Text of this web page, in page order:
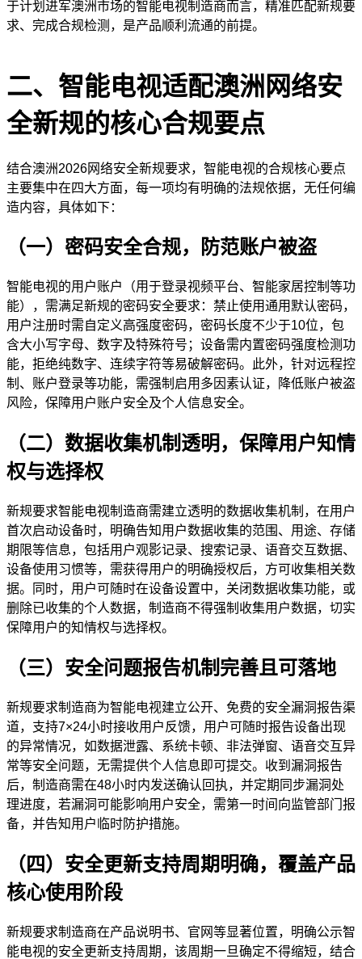
于计划进军澳洲市场的智能电视制造商而言，精准匹配新规要
求、完成合规检测，是产品顺利流通的前提。
二、智能电视适配澳洲网络安
全新规的核心合规要点
结合澳洲2026网络安全新规要求，智能电视的合规核心要点
主要集中在四大方面，每一项均有明确的法规依据，无任何编
造内容，具体如下：
（一）密码安全合规，防范账户被盗
智能电视的用户账户（用于登录视频平台、智能家居控制等功
能），需满足新规的密码安全要求：禁止使用通用默认密码，
用户注册时需自定义高强度密码，密码长度不少于10位，包
含大小写字母、数字及特殊符号；设备需内置密码强度检测功
能，拒绝纯数字、连续字符等易破解密码。此外，针对远程控
制、账户登录等功能，需强制启用多因素认证，降低账户被盗
风险，保障用户账户安全及个人信息安全。
（二）数据收集机制透明，保障用户知情
权与选择权
新规要求智能电视制造商需建立透明的数据收集机制，在用户
首次启动设备时，明确告知用户数据收集的范围、用途、存储
期限等信息，包括用户观影记录、搜索记录、语音交互数据、
设备使用习惯等，需获得用户的明确授权后，方可收集相关数
据。同时，用户可随时在设备设置中，关闭数据收集功能，或
删除已收集的个人数据，制造商不得强制收集用户数据，切实
保障用户的知情权与选择权。
（三）安全问题报告机制完善且可落地
新规要求制造商为智能电视建立公开、免费的安全漏洞报告渠
道，支持7×24小时接收用户反馈，用户可随时报告设备出现
的异常情况，如数据泄露、系统卡顿、非法弹窗、语音交互异
常等安全问题，无需提供个人信息即可提交。收到漏洞报告
后，制造商需在48小时内发送确认回执，并定期同步漏洞处
理进度，若漏洞可能影响用户安全，需第一时间向监管部门报
备，并告知用户临时防护措施。
（四）安全更新支持周期明确，覆盖产品
核心使用阶段
新规要求制造商在产品说明书、官网等显著位置，明确公示智
能电视的安全更新支持周期，该周期一旦确定不得缩短，结合